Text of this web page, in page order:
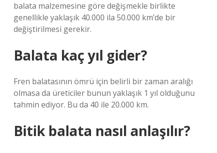
balata malzemesine göre değişmekle birlikte
genellikle yaklaşık 40.000 ila 50.000 km’de bir
değiştirilmesi gerekir.
Balata kaç yıl gider?
Fren balatasının ömrü için belirli bir zaman aralığı
olmasa da üreticiler bunun yaklaşık 1 yıl olduğunu
tahmin ediyor. Bu da 40 ile 20.000 km.
Bitik balata nasıl anlaşılır?